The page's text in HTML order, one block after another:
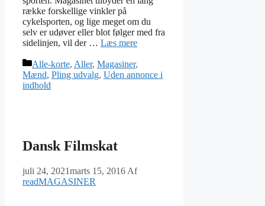
række forskellige vinkler på
cykelsporten, og lige meget om du
selv er udøver eller blot følger med fra
sidelinjen, vil der … Læs mere
Kategorier
Alle-korte, Aller, Magasiner,
Mænd, Pling udvalg, Uden annonce i
indhold
Dansk Filmskat
juli 24, 2021marts 15, 2016 Af
readMAGASINER